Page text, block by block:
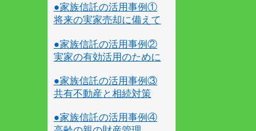
●家族信託の活用事例①
将来の実家売却に備えて
●家族信託の活用事例②
実家の有効活用のために
●家族信託の活用事例③
共有不動産と相続対策
●家族信託の活用事例④